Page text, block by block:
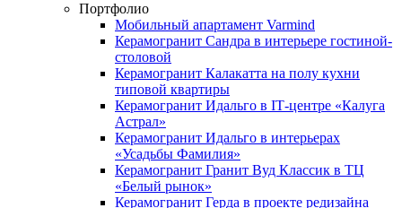
Портфолио
Мобильный апартамент Varmind
Керамогранит Сандра в интерьере гостиной-
столовой
Керамогранит Калакатта на полу кухни
типовой квартиры
Керамогранит Идальго в IТ-центре «Калуга
Астрал»
Керамогранит Идальго в интерьерах
«Усадьбы Фамилия»
Керамогранит Гранит Вуд Классик в ТЦ
«Белый рынок»
Керамогранит Герда в проекте редизайна